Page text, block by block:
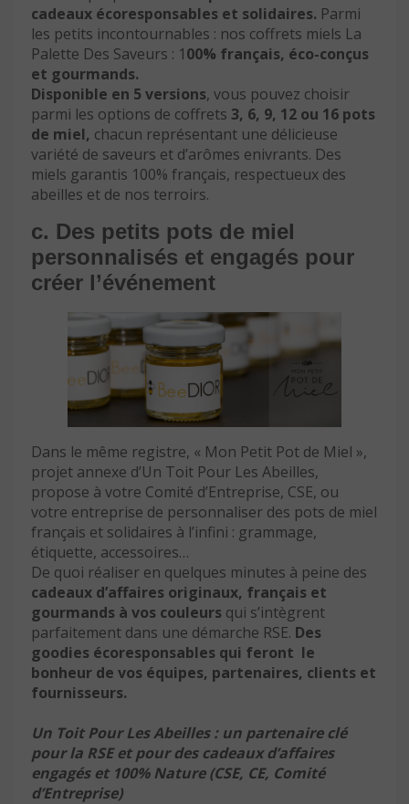
cadeaux écoresponsables et solidaires. Parmi
les petits incontournables : nos coffrets miels La
Palette Des Saveurs : 100% français, éco-conçus
et gourmands.
Disponible en 5 versions, vous pouvez choisir
parmi les options de coffrets 3, 6, 9, 12 ou 16 pots
de miel, chacun représentant une délicieuse
variété de saveurs et d’arômes enivrants. Des
miels garantis 100% français, respectueux des
abeilles et de nos terroirs.
c. Des petits pots de miel
personnalisés et engagés pour
créer l’événement
Dans le même registre, « Mon Petit Pot de Miel »,
projet annexe d’Un Toit Pour Les Abeilles,
propose à votre Comité d’Entreprise, CSE, ou
votre entreprise de personnaliser des pots de miel
français et solidaires à l’infini : grammage,
étiquette, accessoires…
De quoi réaliser en quelques minutes à peine des
cadeaux d’affaires originaux, français et
gourmands à vos couleurs qui s’intègrent
parfaitement dans une démarche RSE. Des
goodies écoresponsables qui feront le
bonheur de vos équipes, partenaires, clients et
fournisseurs.
Un Toit Pour Les Abeilles : un partenaire clé
pour la RSE et pour des cadeaux d’affaires
engagés et 100% Nature (CSE, CE, Comité
d’Entreprise)